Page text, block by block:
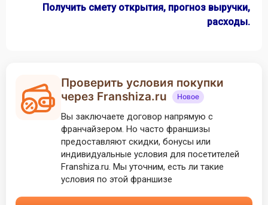
Получить смету открытия, прогноз выручки,
расходы.
Проверить условия покупки
через Franshiza.ru
Новое
Вы заключаете договор напрямую с
франчайзером. Но часто франшизы
предоставляют скидки, бонусы или
индивидуальные условия для посетителей
Franshiza.ru. Мы уточним, есть ли такие
условия по этой франшизе